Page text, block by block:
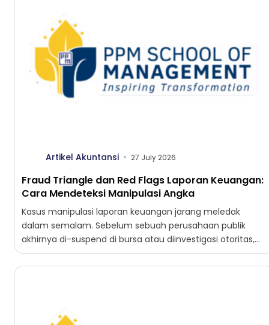
Artikel Akuntansi 27 July 2026
Fraud Triangle dan Red Flags Laporan Keuangan:
Cara Mendeteksi Manipulasi Angka
Kasus manipulasi laporan keuangan jarang meledak
dalam semalam. Sebelum sebuah perusahaan publik
akhirnya di-suspend di bursa atau diinvestigasi otoritas,
angkanya sudah mengirim sinyal selama beberapa...